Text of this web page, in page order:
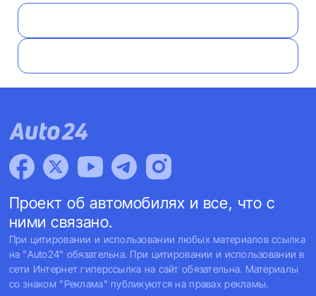
Проект об автомобилях и все, что с
ними связано.
При цитировании и использовании любых материалов ссылка
на "Auto24" обязательна. При цитировании и использовании в
сети Интернет гиперссылка на сайт обязательна. Материалы
со знаком "Реклама" публикуются на правах рекламы.